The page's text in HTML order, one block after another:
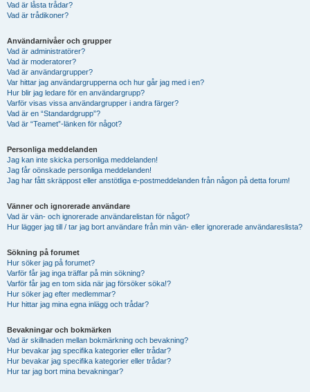
Vad är låsta trådar?
Vad är trådikoner?
Användarnivåer och grupper
Vad är administratörer?
Vad är moderatorer?
Vad är användargrupper?
Var hittar jag användargrupperna och hur går jag med i en?
Hur blir jag ledare för en användargrupp?
Varför visas vissa användargrupper i andra färger?
Vad är en “Standardgrupp”?
Vad är “Teamet”-länken för något?
Personliga meddelanden
Jag kan inte skicka personliga meddelanden!
Jag får oönskade personliga meddelanden!
Jag har fått skräppost eller anstötliga e-postmeddelanden från någon på detta forum!
Vänner och ignorerade användare
Vad är vän- och ignorerade användarelistan för något?
Hur lägger jag till / tar jag bort användare från min vän- eller ignorerade användareslista?
Sökning på forumet
Hur söker jag på forumet?
Varför får jag inga träffar på min sökning?
Varför får jag en tom sida när jag försöker söka!?
Hur söker jag efter medlemmar?
Hur hittar jag mina egna inlägg och trådar?
Bevakningar och bokmärken
Vad är skillnaden mellan bokmärkning och bevakning?
Hur bevakar jag specifika kategorier eller trådar?
Hur bevakar jag specifika kategorier eller trådar?
Hur tar jag bort mina bevakningar?